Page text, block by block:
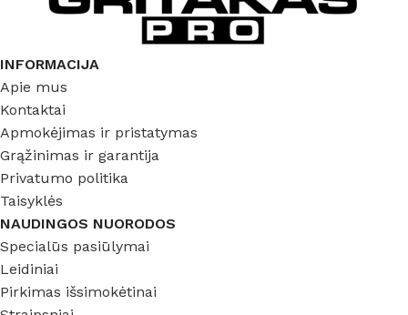
INFORMACIJA
Apie mus
Kontaktai
Apmokėjimas ir pristatymas
Grąžinimas ir garantija
Privatumo politika
Taisyklės
NAUDINGOS NUORODOS
Specialūs pasiūlymai
Leidiniai
Pirkimas išsimokėtinai